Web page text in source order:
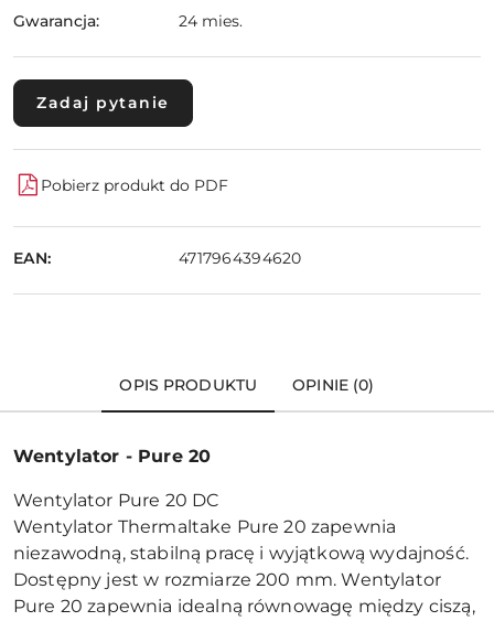
Gwarancja: 24 mies.
Zadaj pytanie
Pobierz produkt do PDF
EAN: 4717964394620
OPIS PRODUKTU OPINIE (0)
Wentylator - Pure 20
Wentylator Pure 20 DC
Wentylator Thermaltake Pure 20 zapewnia
niezawodną, stabilną pracę i wyjątkową wydajność.
Dostępny jest w rozmiarze 200 mm. Wentylator
Pure 20 zapewnia idealną równowagę między ciszą,